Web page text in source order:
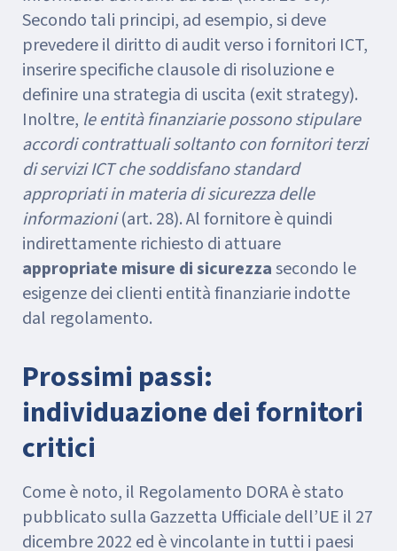
Secondo tali principi, ad esempio, si deve
prevedere il diritto di audit verso i fornitori ICT,
inserire specifiche clausole di risoluzione e
definire una strategia di uscita (exit strategy).
Inoltre, le entità finanziarie possono stipulare
accordi contrattuali soltanto con fornitori terzi
di servizi ICT che soddisfano standard
appropriati in materia di sicurezza delle
informazioni(art. 28). Al fornitore è quindi
indirettamente richiesto di attuare
appropriate misure di sicurezzasecondo le
esigenze dei clienti entità finanziarie indotte
dal regolamento.
Prossimi passi:
individuazione dei fornitori
critici
Come è noto, il Regolamento DORA è stato
pubblicato sulla Gazzetta Ufficiale dell’UE il 27
dicembre 2022 ed è vincolante in tutti i paesi